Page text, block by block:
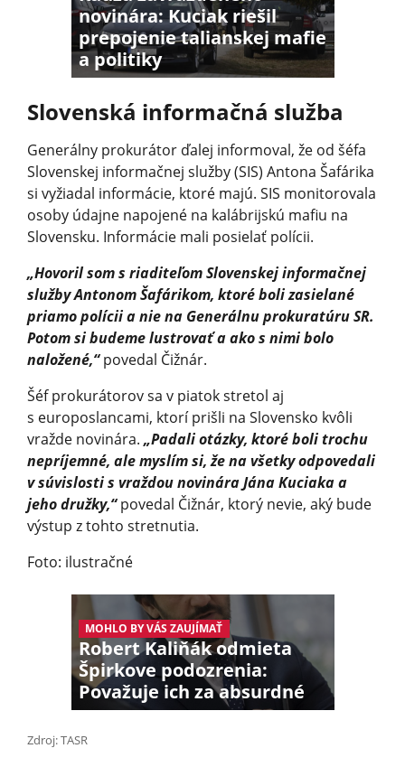
novinára: Kuciak riešil
prepojenie talianskej mafie
a politiky
Slovenská informačná služba
Generálny prokurátor ďalej informoval, že od šéfa
Slovenskej informačnej služby (SIS) Antona Šafárika
si vyžiadal informácie, ktoré majú. SIS monitorovala
osoby údajne napojené na kalábrijskú mafiu na
Slovensku. Informácie mali posielať polícii.
„Hovoril som s riaditeľom Slovenskej informačnej
služby Antonom Šafárikom, ktoré boli zasielané
priamo polícii a nie na Generálnu prokuratúru SR.
Potom si budeme lustrovať a ako s nimi bolo
naložené,“povedal Čižnár.
Šéf prokurátorov sa v piatok stretol aj
s europoslancami, ktorí prišli na Slovensko kvôli
vražde novinára. „Padali otázky, ktoré boli trochu
nepríjemné, ale myslím si, že na všetky odpovedali
v súvislosti s vraždou novinára Jána Kuciaka a
jeho družky,“povedal Čižnár, ktorý nevie, aký bude
výstup z tohto stretnutia.
Foto: ilustračné
MOHLO BY VÁS ZAUJÍMAŤ
Robert Kaliňák odmieta
Špirkove podozrenia:
Považuje ich za absurdné
Zdroj: TASR